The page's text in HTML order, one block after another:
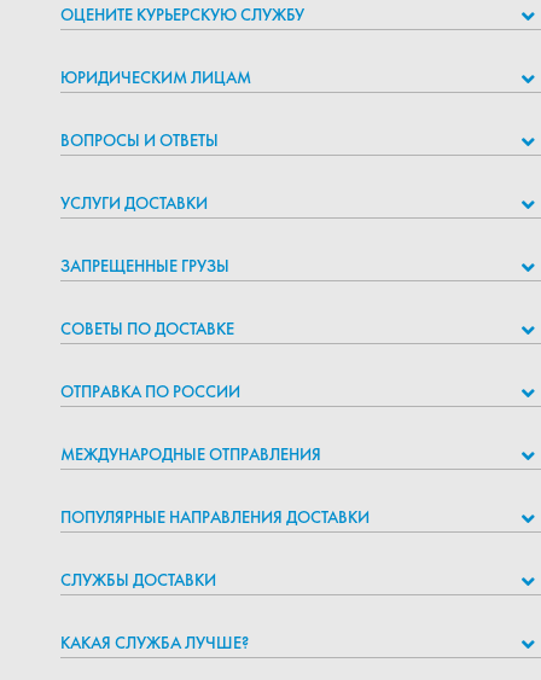
ОЦЕНИТЕ КУРЬЕРСКУЮ СЛУЖБУ
ЮРИДИЧЕСКИМ ЛИЦАМ
ВОПРОСЫ И ОТВЕТЫ
УСЛУГИ ДОСТАВКИ
ЗАПРЕЩЕННЫЕ ГРУЗЫ
СОВЕТЫ ПО ДОСТАВКЕ
ОТПРАВКА ПО РОССИИ
МЕЖДУНАРОДНЫЕ ОТПРАВЛЕНИЯ
ПОПУЛЯРНЫЕ НАПРАВЛЕНИЯ ДОСТАВКИ
СЛУЖБЫ ДОСТАВКИ
КАКАЯ СЛУЖБА ЛУЧШЕ?